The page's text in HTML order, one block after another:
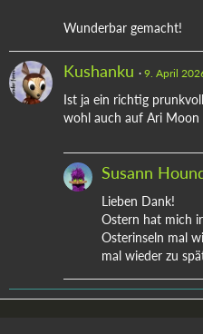
Wunderbar gemacht!
Kushanku 9. April
Ist ja ein richtig
wohl auch auf Ari Moon
Susann
Lieben Dank!
Ostern hat mich
Osterinseln mal
mal wieder zu